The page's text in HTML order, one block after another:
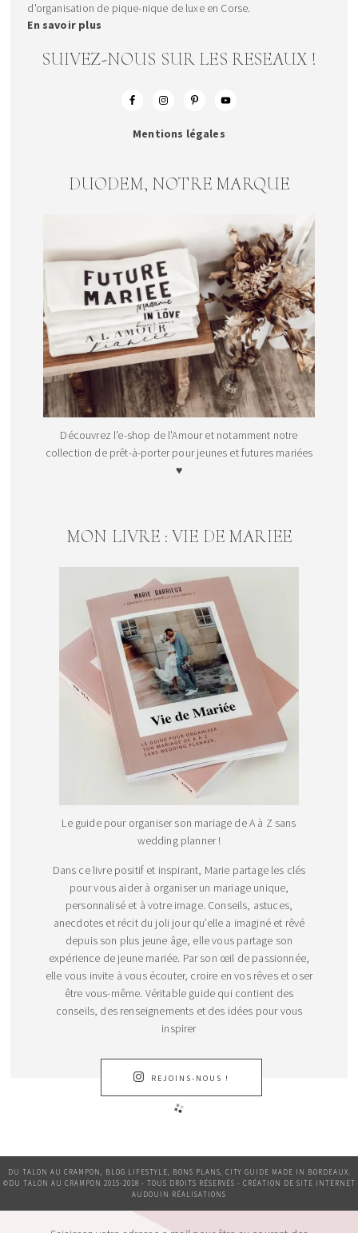
d'organisation de pique-nique de luxe en Corse.
En savoir plus
SUIVEZ-NOUS SUR LES RESEAUX !
Mentions légales
DUODEM, NOTRE MARQUE
Découvrez l'e-shop de l'Amour et notamment notre
collection de prêt-à-porter pour jeunes et futures mariées
♥
MON LIVRE : VIE DE MARIEE
Le guide pour organiser son mariage de A à Z sans
wedding planner !
Dans ce livre positif et inspirant, Marie partage les clés
pour vous aider à organiser un mariage unique,
personnalisé et à votre image. Conseils, astuces,
anecdotes et récit du joli jour qu’elle a imaginé et rêvé
depuis son plus jeune âge, elle vous partage son
expérience de jeune mariée. Par son œil de passionnée,
elle vous invite à vous écouter, croire en vos rêves et oser
être vous-même. Véritable guide qui contient des
conseils, des renseignements et des idées pour vous
inspirer
REJOINS-NOUS !
DU TALON AU CRAMPON, BLOG LIFESTYLE, BONS PLANS, CITY GUIDE MADE IN BORDEAUX.
©DU TALON AU CRAMPON 2015-2018 - TOUS DROITS RÉSERVÉS - CRÉATION DE SITE INTERNET
AUDOUIN RÉALISATIONS